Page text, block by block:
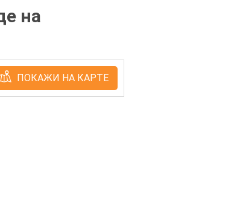
на
ПОКАЖИ НА КАРТЕ